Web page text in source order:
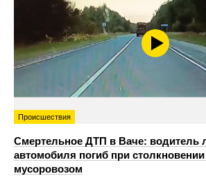
Происшествия
Смертельное ДТП в Ваче: водитель
автомобиля погиб при
мусоровозом